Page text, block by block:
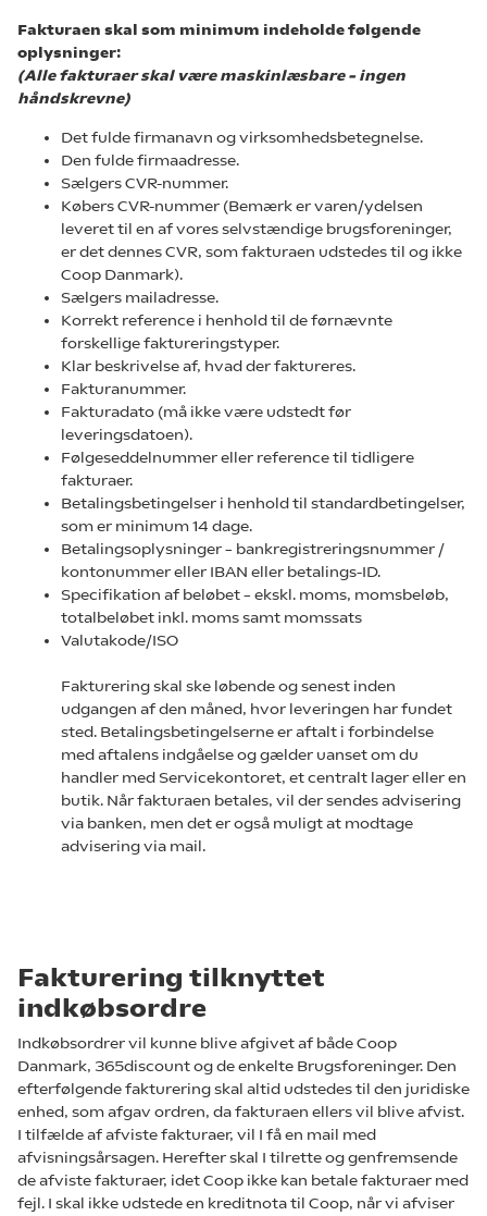
Fakturaen skal som minimum indeholde følgende
oplysninger:
(Alle fakturaer skal være maskinlæsbare – ingen
håndskrevne)
Det fulde firmanavn og virksomhedsbetegnelse.
Den fulde firmaadresse.
Sælgers CVR-nummer.
Købers CVR-nummer (Bemærk er varen/ydelsen
leveret til en af vores selvstændige brugsforeninger,
er det dennes CVR, som fakturaen udstedes til og ikke
Coop Danmark).
Sælgers mailadresse.
Korrekt reference i henhold til de førnævnte
forskellige faktureringstyper.
Klar beskrivelse af, hvad der faktureres.
Fakturanummer.
Fakturadato (må ikke være udstedt før
leveringsdatoen).
Følgeseddelnummer eller reference til tidligere
fakturaer.
Betalingsbetingelser i henhold til standardbetingelser,
som er minimum 14 dage.
Betalingsoplysninger – bankregistreringsnummer /
kontonummer eller IBAN eller betalings-ID.
Specifikation af beløbet – ekskl. moms, momsbeløb,
totalbeløbet inkl. moms samt momssats
Valutakode/ISO
Fakturering skal ske løbende og senest inden
udgangen af den måned, hvor leveringen har fundet
sted. Betalingsbetingelserne er aftalt i forbindelse
med aftalens indgåelse og gælder uanset om du
handler med Servicekontoret, et centralt lager eller en
butik. Når fakturaen betales, vil der sendes advisering
via banken, men det er også muligt at modtage
advisering via mail.
Fakturering tilknyttet
indkøbsordre
Indkøbsordrer vil kunne blive afgivet af både Coop
Danmark, 365discount og de enkelte Brugsforeninger. Den
efterfølgende fakturering skal altid udstedes til den juridiske
enhed, som afgav ordren, da fakturaen ellers vil blive afvist.
I tilfælde af afviste fakturaer, vil I få en mail med
afvisningsårsagen. Herefter skal I tilrette og genfremsende
de afviste fakturaer, idet Coop ikke kan betale fakturaer med
fejl. I skal ikke udstede en kreditnota til Coop, når vi afviser